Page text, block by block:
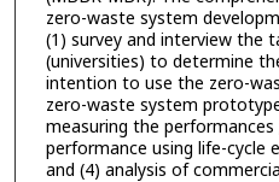
zero-waste system
(1) survey and interview the
(universities) to determine
intention to use the zero-
zero-waste system
measuring the
performance using life-cycle
and (4) analysis of